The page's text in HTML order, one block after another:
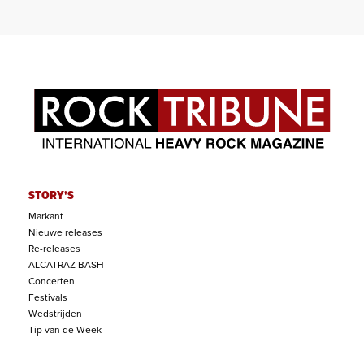
STORY'S
Markant
Nieuwe releases
Re-releases
ALCATRAZ BASH
Concerten
Festivals
Wedstrijden
Tip van de Week